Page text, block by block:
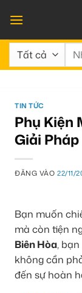
qua
nội
dung
Tìm
TIN TỨC
Phụ Kiện
Giải
ĐĂNG VÀO22/11/
Bạn muốn
mà còn tiện
Biên Hòa,
không cần
đến sự hoàn